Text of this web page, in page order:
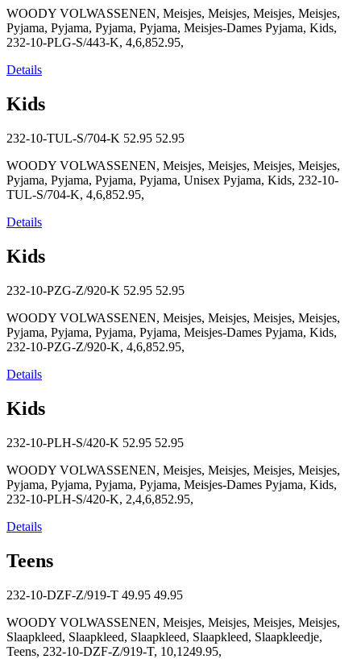
WOODY VOLWASSENEN, Meisjes, Meisjes, Meisjes, Meisjes,
Pyjama, Pyjama, Pyjama, Pyjama, Meisjes-Dames Pyjama, Kids,
232-10-PLG-S/443-K, 4,6,852.95,
Details
Kids
232-10-TUL-S/704-K 52.95 52.95
WOODY VOLWASSENEN, Meisjes, Meisjes, Meisjes, Meisjes,
Pyjama, Pyjama, Pyjama, Pyjama, Unisex Pyjama, Kids, 232-10-
TUL-S/704-K, 4,6,852.95,
Details
Kids
232-10-PZG-Z/920-K 52.95 52.95
WOODY VOLWASSENEN, Meisjes, Meisjes, Meisjes, Meisjes,
Pyjama, Pyjama, Pyjama, Pyjama, Meisjes-Dames Pyjama, Kids,
232-10-PZG-Z/920-K, 4,6,852.95,
Details
Kids
232-10-PLH-S/420-K 52.95 52.95
WOODY VOLWASSENEN, Meisjes, Meisjes, Meisjes, Meisjes,
Pyjama, Pyjama, Pyjama, Pyjama, Meisjes-Dames Pyjama, Kids,
232-10-PLH-S/420-K, 2,4,6,852.95,
Details
Teens
232-10-DZF-Z/919-T 49.95 49.95
WOODY VOLWASSENEN, Meisjes, Meisjes, Meisjes, Meisjes,
Slaapkleed, Slaapkleed, Slaapkleed, Slaapkleed, Slaapkleedje,
Teens, 232-10-DZF-Z/919-T, 10,1249.95,